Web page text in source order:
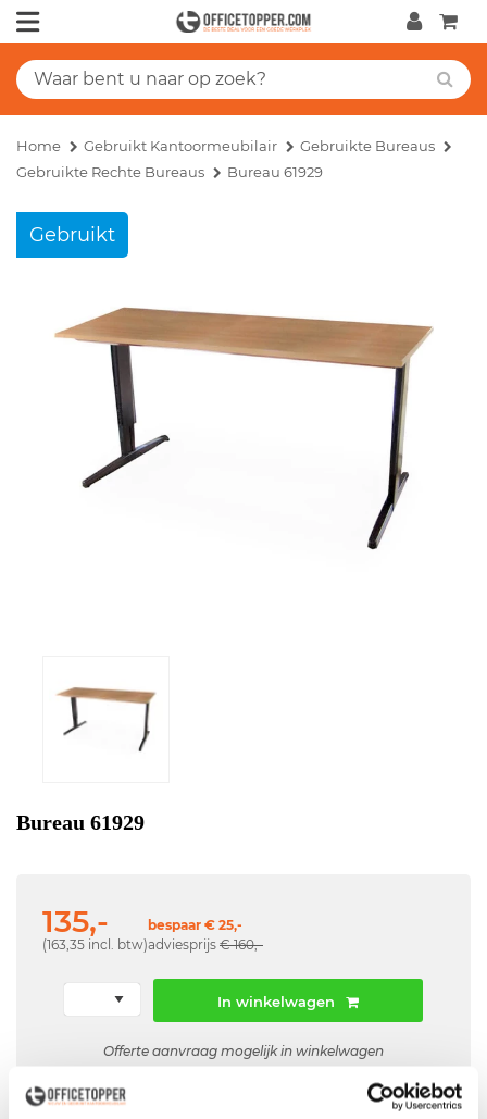
Home Gebruikt Kantoormeubilair
Gebruikte Bureaus
Gebruikte Rechte Bureaus
Bureau 61929
Gebruikt
Bureau 61929
135,-
(163,35 incl. btw)
bespaar € 25,-
adviesprijs € 160,-
In winkelwagen
Offerte aanvraag mogelijk in winkelwagen
Niet leverbaar